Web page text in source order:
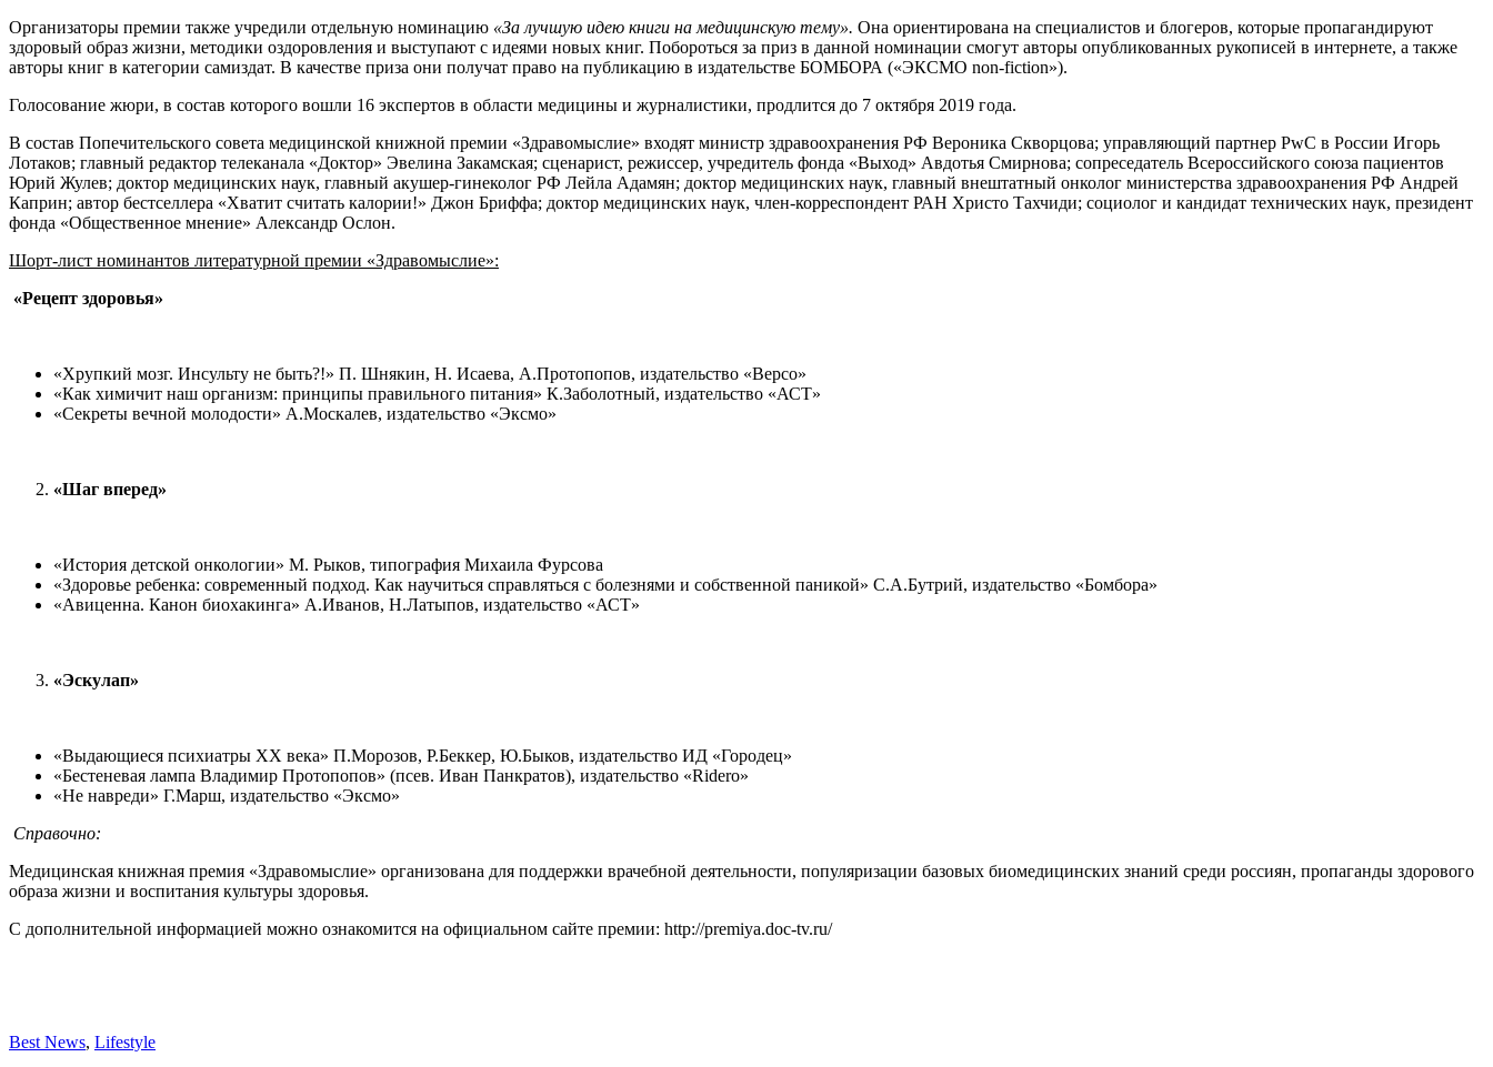
Организаторы премии также учредили отдельную номинацию «За лучшую идею книги на медицинскую тему». Она ориентирована на специалистов и блогеров, которые пропагандируют
здоровый образ жизни, методики оздоровления и выступают с идеями новых книг. Побороться за приз в данной номинации смогут авторы опубликованных рукописей в интернете, а также
авторы книг в категории самиздат. В качестве приза они получат право на публикацию в издательстве БОМБОРА («ЭКСМО non-fiction»).
Голосование жюри, в состав которого вошли 16 экспертов в области медицины и журналистики, продлится до 7 октября 2019 года.
В состав Попечительского совета медицинской книжной премии «Здравомыслие» входят министр здравоохранения РФ Вероника Скворцова; управляющий партнер PwC в России Игорь
Лотаков; главный редактор телеканала «Доктор» Эвелина Закамская; сценарист, режиссер, учредитель фонда «Выход» Авдотья Смирнова; сопреседатель Всероссийского союза пациентов
Юрий Жулев; доктор медицинских наук, главный акушер-гинеколог РФ Лейла Адамян; доктор медицинских наук, главный внештатный онколог министерства здравоохранения РФ Андрей
Каприн; автор бестселлера «Хватит считать калории!» Джон Бриффа; доктор медицинских наук, член-корреспондент РАН Христо Тахчиди; социолог и кандидат технических наук, президент
фонда «Общественное мнение» Александр Ослон.
Шорт-лист номинантов литературной премии «Здравомыслие»:
«Рецепт здоровья»
«Хрупкий мозг. Инсульту не быть?!» П. Шнякин, Н. Исаева, А.Протопопов, издательство «Версо»
«Как химичит наш организм: принципы правильного питания» К.Заболотный, издательство «АСТ»
«Секреты вечной молодости» А.Москалев, издательство «Эксмо»
«Шаг вперед»
«История детской онкологии» М. Рыков, типография Михаила Фурсова
«Здоровье ребенка: современный подход. Как научиться справляться с болезнями и собственной паникой» С.А.Бутрий, издательство «Бомбора»
«Авиценна. Канон биохакинга» А.Иванов, Н.Латыпов, издательство «АСТ»
«Эскулап»
«Выдающиеся психиатры ХХ века» П.Морозов, Р.Беккер, Ю.Быков, издательство ИД «Городец»
«Бестеневая лампа Владимир Протопопов» (псев. Иван Панкратов), издательство «Ridero»
«Не навреди» Г.Марш, издательство «Эксмо»
Справочно:
Медицинская книжная премия «Здравомыслие» организована для поддержки врачебной деятельности, популяризации базовых биомедицинских знаний среди россиян, пропаганды здорового
образа жизни и воспитания культуры здоровья.
С дополнительной информацией можно ознакомится на официальном сайте премии: http://premiya.doc-tv.ru/
Best News, Lifestyle